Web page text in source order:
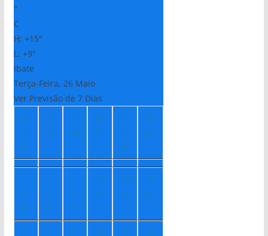
°
C
H: +15°
L: +9°
Ibate
Terça-Feira, 26 Maio
Ver Previsão de 7 Dias
Q
u
a
Q
ui
S
ex
Sá
b
D
o
m
Se
g
+
1
8°
+
2
0°
+
2
1°
+2
1°
+2
2°
+2
2°
+
+
+
+1
+1
+1